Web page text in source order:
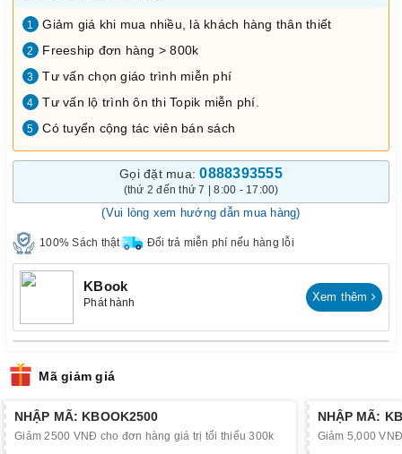
1 Giảm giá khi mua nhiều, là khách hàng thân thiết
2 Freeship đơn hàng > 800k
3 Tư vấn chọn giáo trình miễn phí
4 Tư vấn lộ trình ôn thi Topik miễn phí.
5 Có tuyển cộng tác viên bán sách
Gọi đặt mua:0888393555
(thứ 2 đến thứ 7 | 8:00 - 17:00)
(Vui lòng xem hướng dẫn mua hàng)
100% Sách thật Đổi trả miễn phí nếu hàng lỗi
KBook
Phát hành Xem thêm
Mã giảm giá
NHẬP MÃ: KBOOK2500
Giảm 2500 VNĐ cho đơn hàng giá trị tối thiểu 300k
NHẬP MÃ:
Giảm 5,000